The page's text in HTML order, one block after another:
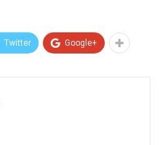
Twitter Google+